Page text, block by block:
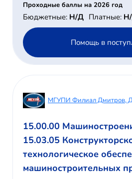
Проходные баллы на 2026 год
Бюджетные: Н/Д Платные:
Помощь в
МГУПИ Филиал Дмитров,
15.00.00
15.03.05
технологическое
машиностроительных